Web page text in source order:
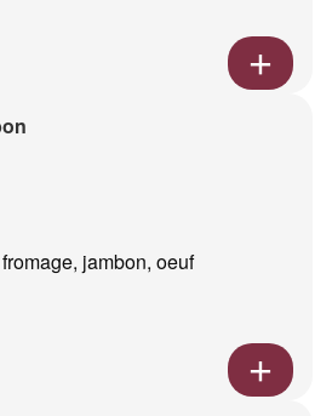
jambon, oeuf